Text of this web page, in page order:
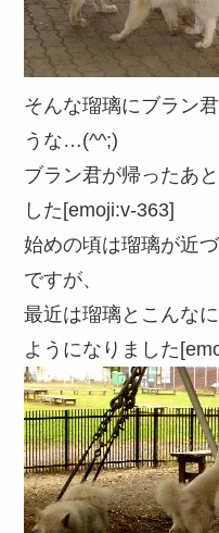
そんな瑠璃にブラン
うな…(^^;)
ブラン君が帰ったあ
した[emoji:v-363]
始めの頃は瑠璃が近
ですが、
最近は瑠璃とこんな
ようになりました